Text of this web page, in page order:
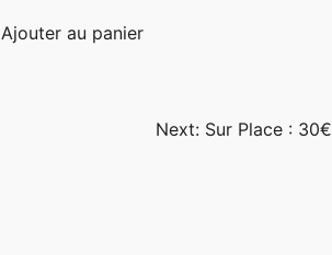
Ajouter au panier
Next: Sur Place : 30€